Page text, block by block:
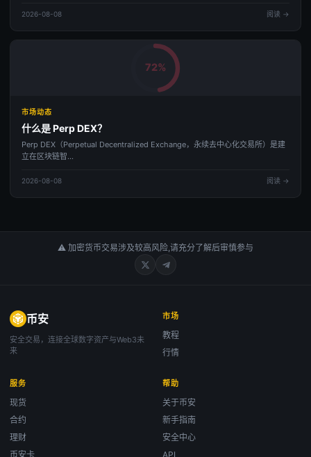
2026-08-08 阅读 →
72%
市场动态
什么是 Perp DEX？
Perp DEX（Perpetual Decentralized Exchange，永续去中心化交易所）是建
立在区块链智...
2026-08-08 阅读 →
⚠ 加密货币交易涉及较高风险,请充分了解后审慎参与
币安
安全交易，连接全球数字资产与Web3未
来
市场
教程
行情
服务
现货
合约
理财
币安卡
帮助
关于币安
新手指南
安全中心
API